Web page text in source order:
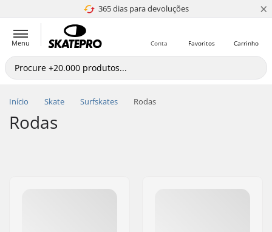
365 dias para devoluções
4.8 de 5 ×
Menu Carrinho
Favoritos
Conta
Início Skate Surfskates Rodas
Rodas